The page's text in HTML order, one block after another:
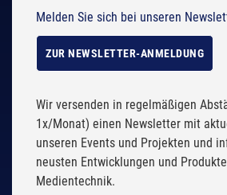
Melden Sie sich bei unseren
ZUR NEWSLETTER-ANMELDUNG
Wir versenden in regelmäßigen
1x/Monat) einen Newsletter mit
unseren Events und Projekten und
neusten Entwicklungen und
Medientechnik.